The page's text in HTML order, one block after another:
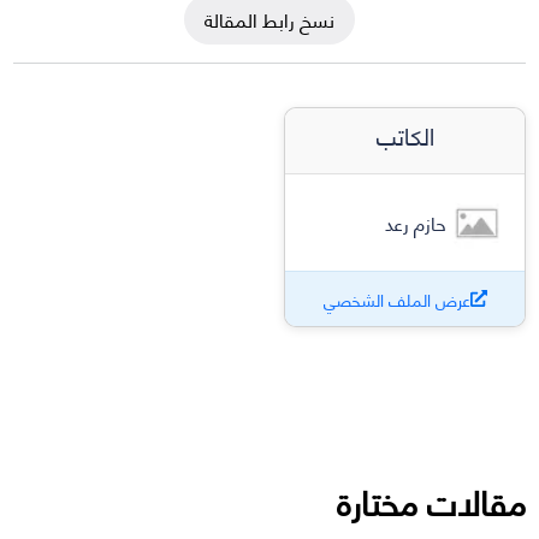
نسخ رابط المقالة
الكاتب
حازم رعد
عرض الملف الشخصي
مقالات مختارة